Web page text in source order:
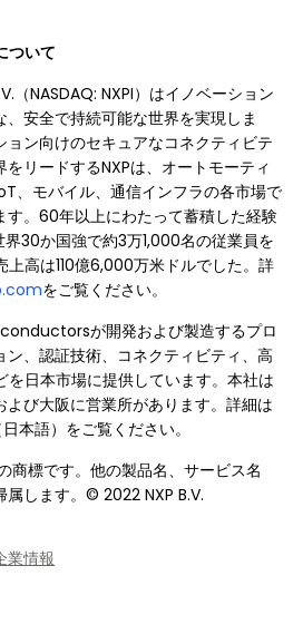
いて
NASDAQ: NXPI）はイノベーション
安全で持続可能な世界を実現しま
ン向けのセキュアなコネクティビテ
リードするNXPは、オートモーティ
、モバイル、通信インフラの各市場で
す。60年以上にわたって蓄積した経験
界30か国強で約3万1,000名の従業員を
上高は110億6,000万米ドルでした。詳
をご覧ください。
が開発および製造するプロ
、認証技術、コネクティビティ、高
を日本市場に提供しています。本社は
び大阪に営業所があります。詳細は
日本語）をご覧ください。
商標です。他の製品名、サービス名
します。© 2022 NXP B.V.
業情報